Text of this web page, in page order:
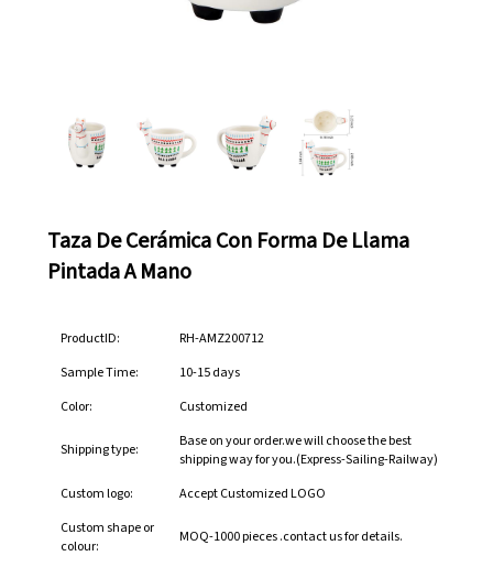
Taza De Cerámica Con Forma De Llama
Pintada A Mano
ProductID:
RH-AMZ200712
Sample Time:
10-15 days
Color:
Customized
Shipping type:
Base on your order.we will choose the best
shipping way for you.(Express-Sailing-Railway)
Custom logo:
Accept Customized LOGO
Custom shape or
colour:
MOQ-1000 pieces .contact us for details.